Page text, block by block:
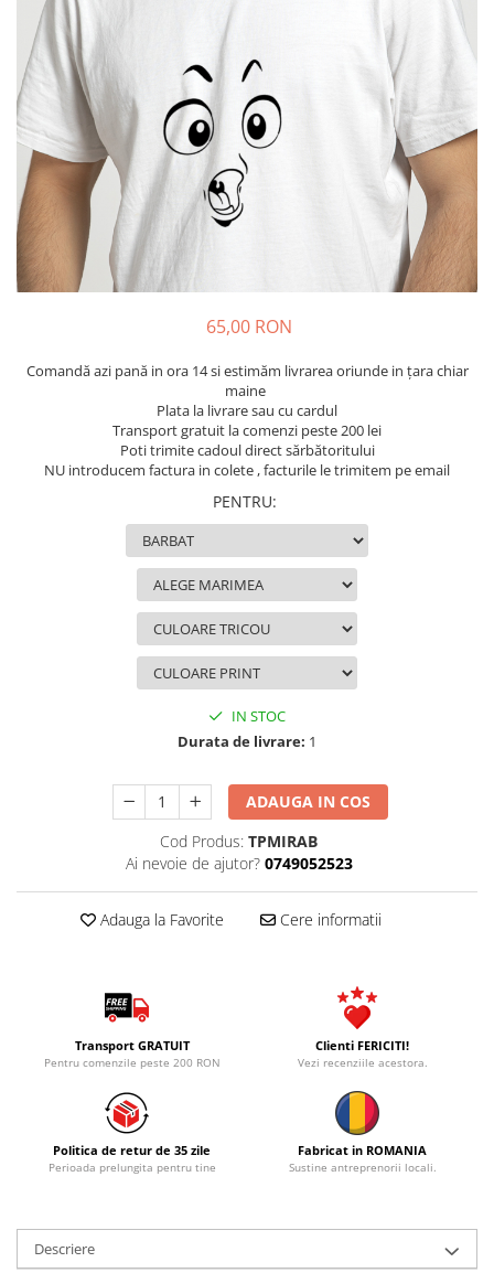
Tricouri Diverse
Tricouri Azi esti Tanar si maine...
Tricouri Motivationale
Tricouri Mamici
Tricouri Pensionari
Tricouri Animalute
Tricouri Stari
Tricouri Gameri
Tricouri Mesaje Virale
Tricouri Copii
65,00 RON
Comandă azi pană in ora 14 si estimăm livrarea oriunde in țara chiar
maine
Plata la livrare sau cu cardul
Transport gratuit la comenzi peste 200 lei
Poti trimite cadoul direct sărbătoritului
NU introducem factura in colete , facturile le trimitem pe email
PENTRU:
IN STOC
Durata de livrare: 1
ADAUGA IN COS
Cod Produs: TPMIRAB
Ai nevoie de ajutor? 0749052523
Adauga la Favorite Cere informatii
Transport GRATUIT
Pentru comenzile peste 200 RON
Clienti FERICITI!
Vezi recenziile acestora.
Politica de retur de 35 zile
Perioada prelungita pentru tine
Fabricat in ROMANIA
Sustine antreprenorii locali.
Descriere